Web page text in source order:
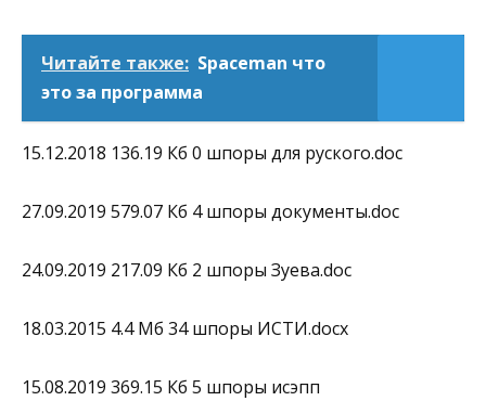
Читайте также: Spaceman что
это за программа
15.12.2018 136.19 Кб 0 шпоры для руского.doc
27.09.2019 579.07 Кб 4 шпоры документы.doc
24.09.2019 217.09 Кб 2 шпоры Зуева.doc
18.03.2015 4.4 Mб 34 шпоры ИСТИ.docx
15.08.2019 369.15 Кб 5 шпоры исэпп